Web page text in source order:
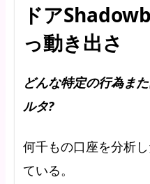
ドア
っ動き出さ
どんな特定の行為ま
ルタ?
何千もの口座を分析
ている。